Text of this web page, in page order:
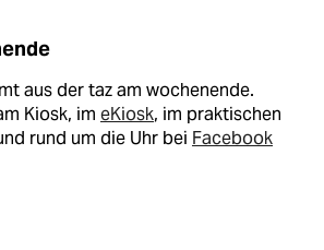
aus der taz am wochenende.
Kiosk, im eKiosk, im praktischen
rund um die Uhr bei Facebook